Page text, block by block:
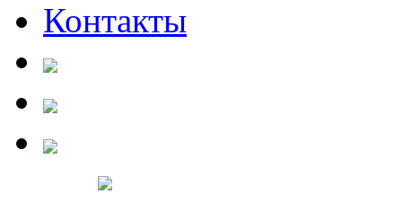
Контакты